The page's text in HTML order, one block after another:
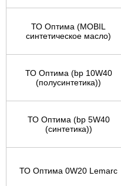
ТО Оптима (MOBIL
синтетическое масло)
ТО Оптима (bp 10W40
(полусинтетика))
ТО Оптима (bp 5W40
(синтетика))
ТО Оптима 0W20 Lemarc